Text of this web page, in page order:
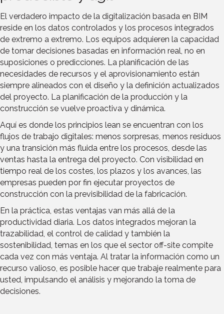
El verdadero impacto de la digitalización basada en BIM
reside en los datos controlados y los procesos integrados
de extremo a extremo. Los equipos adquieren la capacidad
de tomar decisiones basadas en información real, no en
suposiciones o predicciones. La planificación de las
necesidades de recursos y el aprovisionamiento están
siempre alineados con el diseño y la definición actualizados
del proyecto. La planificación de la producción y la
construcción se vuelve proactiva y dinámica.
Aquí es donde los principios lean se encuentran con los
flujos de trabajo digitales: menos sorpresas, menos residuos
y una transición más fluida entre los procesos, desde las
ventas hasta la entrega del proyecto. Con visibilidad en
tiempo real de los costes, los plazos y los avances, las
empresas pueden por fin ejecutar proyectos de
construcción con la previsibilidad de la fabricación.
En la práctica, estas ventajas van más allá de la
productividad diaria. Los datos integrados mejoran la
trazabilidad, el control de calidad y también la
sostenibilidad, temas en los que el sector off-site compite
cada vez con más ventaja. Al tratar la información como un
recurso valioso, es posible hacer que trabaje realmente para
usted, impulsando el análisis y mejorando la toma de
decisiones.